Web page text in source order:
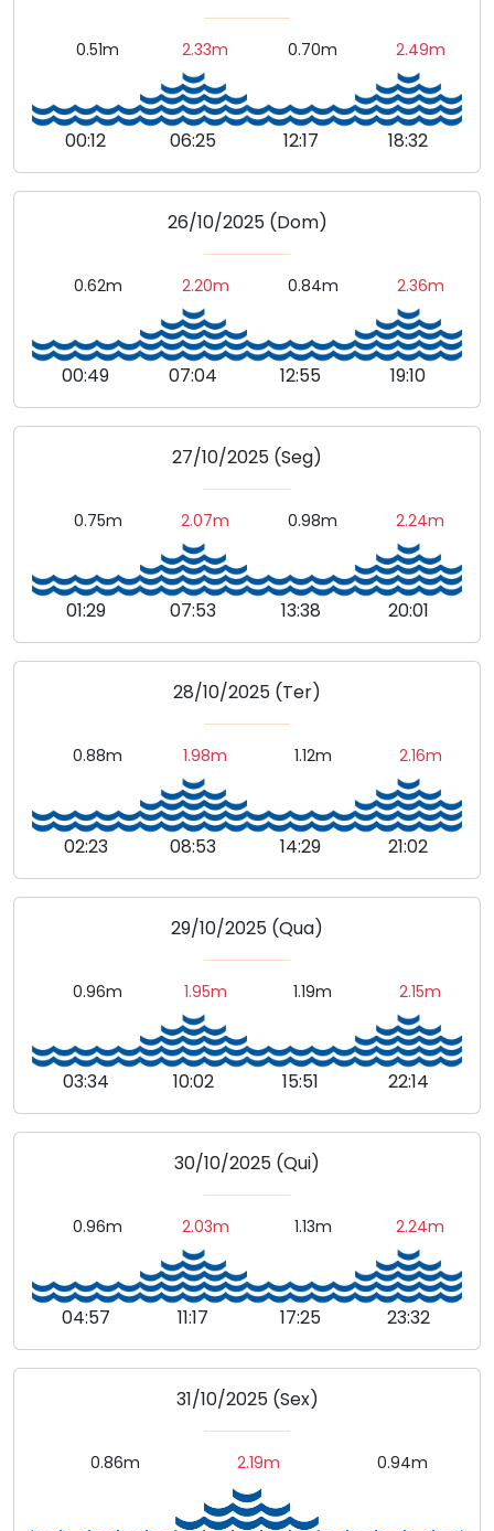
0.51m
00:12
2.33m
06:25
0.70m
12:17
2.49m
18:32
26/10/2025 (Dom)
0.62m
00:49
2.20m
07:04
0.84m
12:55
2.36m
19:10
27/10/2025 (Seg)
0.75m
01:29
2.07m
07:53
0.98m
13:38
2.24m
20:01
28/10/2025 (Ter)
0.88m
02:23
1.98m
08:53
1.12m
14:29
2.16m
21:02
29/10/2025 (Qua)
0.96m
03:34
1.95m
10:02
1.19m
15:51
2.15m
22:14
30/10/2025 (Qui)
0.96m
04:57
2.03m
11:17
1.13m
17:25
2.24m
23:32
31/10/2025 (Sex)
0.86m 2.19m 0.94m